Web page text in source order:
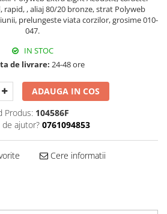
rapid, , aliaj 80/20 bronze, strat Polyweb
prelungeste viata corzilor, grosime 010-
047.
IN STOC
de livrare: 24-48 ore
ADAUGA IN COS
Produs: 104586F
de ajutor? 0761094853
Cere informatii